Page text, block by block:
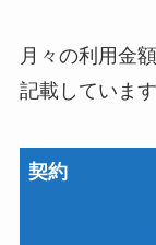
月々の利用金
記載していま
契約